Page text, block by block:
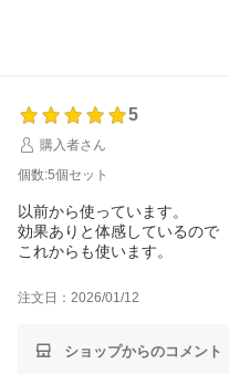
また、臭いがなく手軽に予防
5
購入者さん
個数:5個セット
以前から使っています。
効果ありと体感しているので
これからも使います。
注文日：2026/01/12
ショップからのコメント